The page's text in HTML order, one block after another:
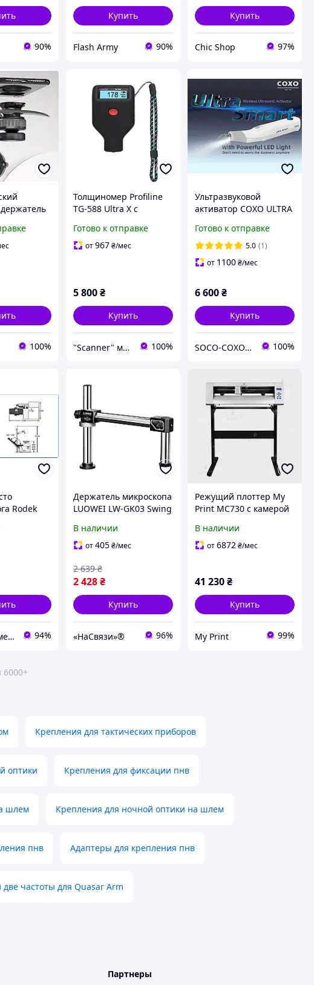
90%
Купить
Flash Army 90%
Купить
Chic Shop 97%
100%
Толщиномер Profiline
TG-588 Ultra X с
Готово к отправке
от967 ₴/мес
5 800 ₴
Купить
"Scanner" магазин автомобільної діагностики та аксесуарів 100%
Ультразвуковой
активатор COXO ULTRA
Activator
Готово к отправке
5.0 (1)
от 1100₴/мес
6 600₴
Купить
SOCO-COXO Эксклюзивный дистрибьютор COXO и SOCO в Украине. Игорь Ноенко рекомендует! 100%
Rodek
MEDMAG - медтехника для всей семьи 94%
Держатель микроскопа
LUOWEI LW-GK03 Swing
360°)
В наличии
от405 ₴/мес
2 428 ₴
2 639 ₴
Купить
«НаСвязи»® 96%
Режущий плоттер My
Print MC730 с камерой
В наличии
от6872₴/мес
41 230₴
Купить
My Print 99%
6000+
Крепления для тактических приборов
оптики Крепления для фиксации пнв
шлем Крепления для ночной оптики на шлем
пнв Адаптеры для крепления пнв
две частоты для Quasar Arm
Партнеры